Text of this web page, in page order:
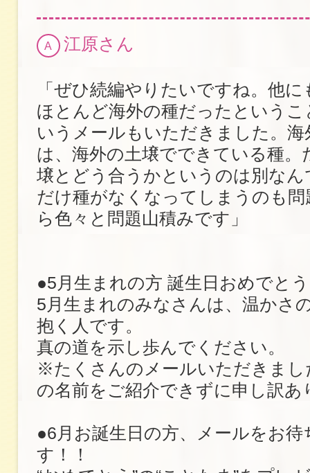
A 江原さん
「ぜひ続編やりたいですね。他に
ほとんど海外の種だったというこ
いうメールもいただきました。
は、海外の土壌でできている種。
壌とどう合うかというのは別な
だけ種がなくなってしまうのも
ら色々と問題山積みです」
●5月生まれの方 誕生日おめで
5月生まれのみなさんは、温かさ
抱く人です。
真の道を示し歩んでください。
※たくさんのメールいただきまし
の名前をご紹介できずに申し訳あ
●6月お誕生日の方、メールをお
す！！